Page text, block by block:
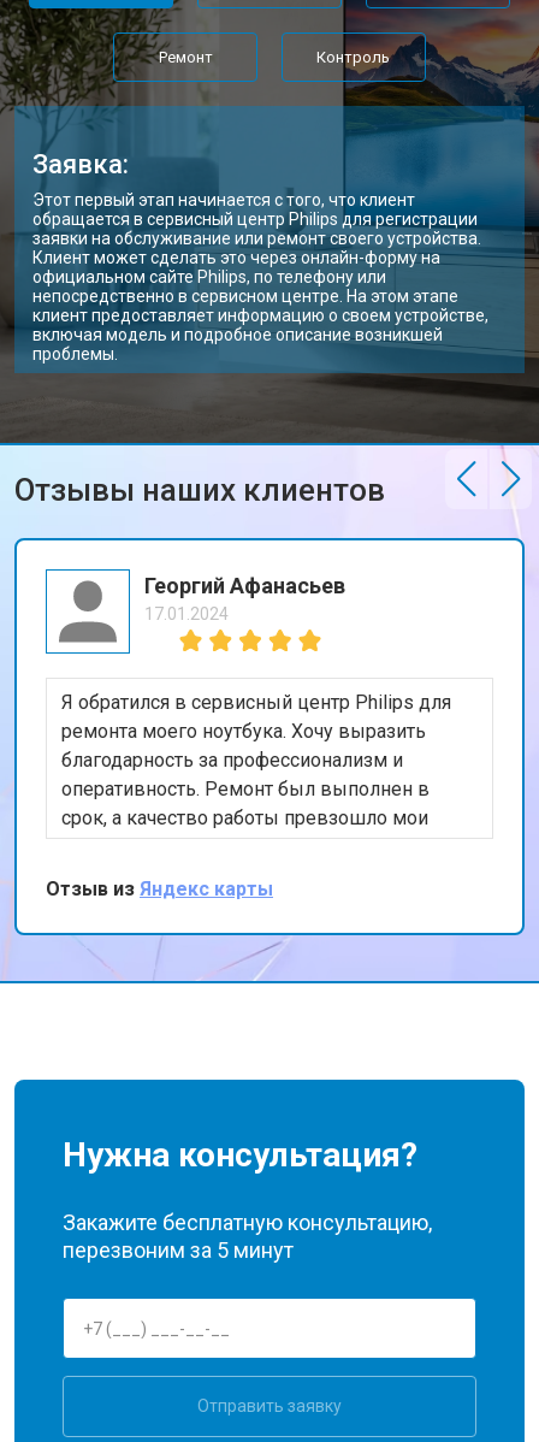
Ремонт Контроль
Заявка:
Этот первый этап начинается с того, что клиент
обращается в сервисный центр Philips для регистрации
заявки на обслуживание или ремонт своего устройства.
Клиент может сделать это через онлайн-форму на
официальном сайте Philips, по телефону или
непосредственно в сервисном центре. На этом этапе
клиент предоставляет информацию о своем устройстве,
включая модель и подробное описание возникшей
проблемы.
Отзывы наших клиентов
Георгий Афанасьев
17.01.2024
Я обратился в сервисный центр Philips для
ремонта моего ноутбука. Хочу выразить
благодарность за профессионализм и
оперативность. Ремонт был выполнен в
срок, а качество работы превзошло мои
ожидания. Особенно порадовала гарантия на
проведенные работы. Рекомендую этот
сервис всем, кто ищет надежного
исполнителя.
Отзыв из Яндекс карты
Нужна консультация?
Закажите бесплатную консультацию,
перезвоним за 5 минут
Отправить заявку